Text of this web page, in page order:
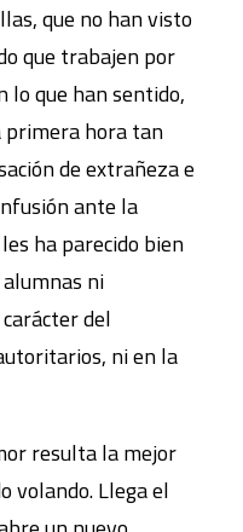
que no han visto
que trabajen por
lo que han sentido,
primera hora tan
de extrañeza e
ante la
ha parecido bien
ni
del
ni en la
resulta la mejor
volando. Llega el